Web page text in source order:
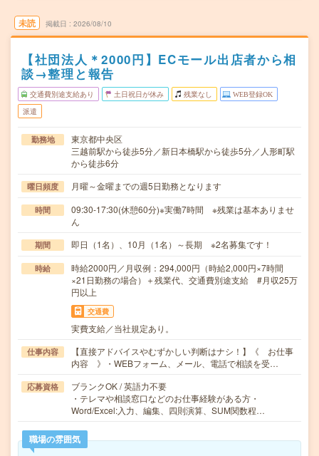
未読 掲載日 2026/08/10
【社団法人＊2000円】ECモール出店者から相
談→整理と報告
交通費別途支給あり 土日祝日が休み 残業なし WEB登録OK
派遣
勤務地
東京都中央区
三越前駅から徒歩5分／新日本橋駅から徒歩5分／人形町駅
から徒歩6分
曜日頻度 月曜～金曜までの週5日勤務となります
時間
09:30-17:30(休憩60分)※実働7時間 ※残業は基本ありませ
ん
期間 即日（1名）、10月（1名）～長期 ※2名募集です！
時給
時給2000円／月収例：294,000円（時給2,000円×7時間
×21日勤務の場合）＋残業代、交通費別途支給 #月収25万
円以上
交通費
実費支給／当社規定あり。
仕事内容
【直接アドバイスやむずかしい判断はナシ！】《 お仕事
内容 》・WEBフォーム、メール、電話で相談を受…
応募資格
ブランクOK / 英語力不要
・テレマや相談窓口などのお仕事経験がある方・
Word/Excel:入力、編集、四則演算、SUM関数程…
職場の雰囲気